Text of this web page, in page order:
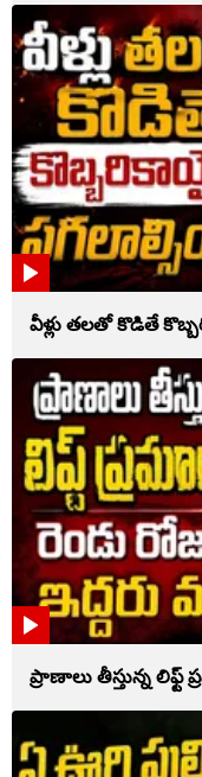
వీళ్లు తలతో కొడితే
ప్రాణాలు తీస్తున్న లిఫ్ట్‌